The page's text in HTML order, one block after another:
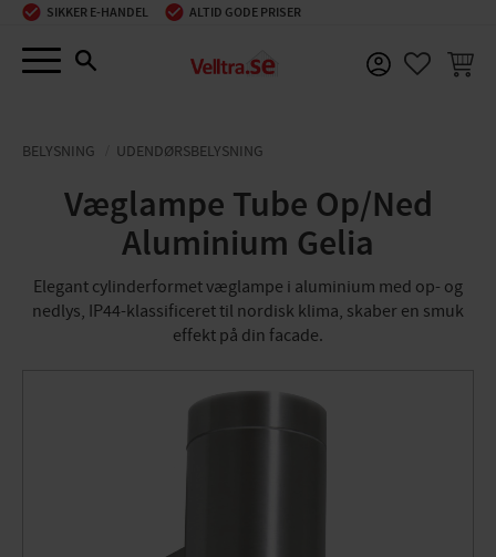
Menu
SIKKER E-HANDEL ALTID GODE PRISER
BELYSNING UDENDØRSBELYSNING
Væglampe Tube Op/Ned
Aluminium Gelia
Elegant cylinderformet væglampe i aluminium med op- og
nedlys, IP44-klassificeret til nordisk klima, skaber en smuk
effekt på din facade.